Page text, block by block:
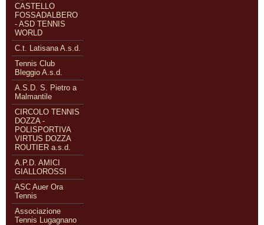
CASTELLO
FOSSADALBERO
- ASD TENNIS
WORLD
C.t. Latisana A.s.d.
Tennis Club
Bleggio A.s.d.
A.S.D. S. Pietro a
Malmantile
CIRCOLO TENNIS
DOZZA -
POLISPORTIVA
VIRTUS DOZZA
ROUTIER a.s.d.
A.P.D. AMICI
GIALLOROSSI
ASC Auer Ora
Tennis
Associazione
Tennis Lugagnano